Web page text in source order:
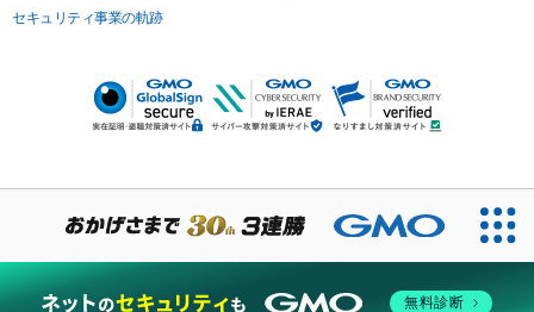
セキュリティ事業の軌跡
無料診断